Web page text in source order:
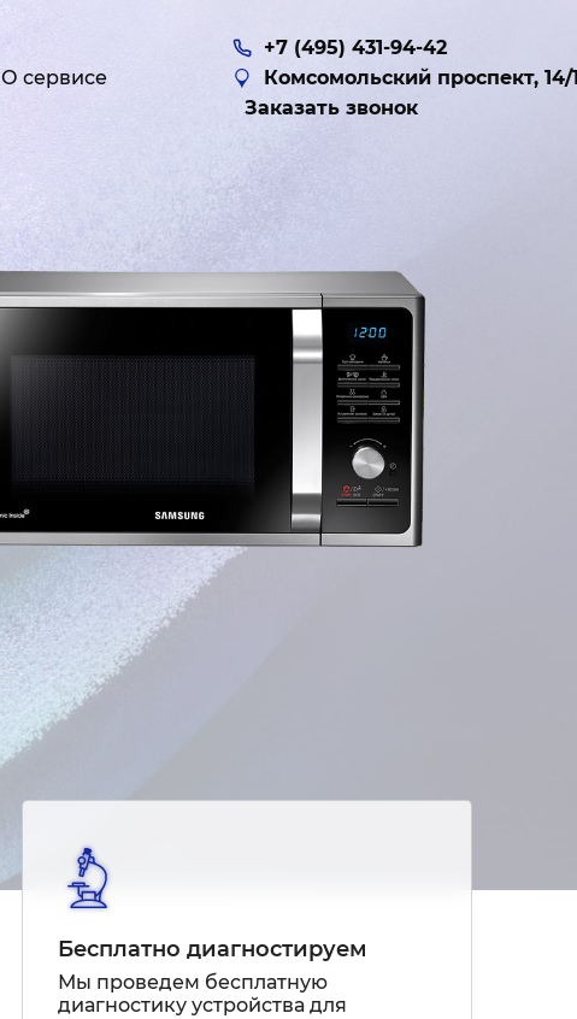
О сервисе
+7 (495) 431-94-42
Комсомольский проспект, 14/
Заказать звонок
Бесплатно диагностируем
Мы проведем бесплатную
диагностику устройства для